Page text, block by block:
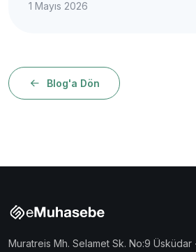
1 Mayıs 2026
Blog'a Dön
Muratreis Mh. Selamet Sk. No:9 Üsküdar